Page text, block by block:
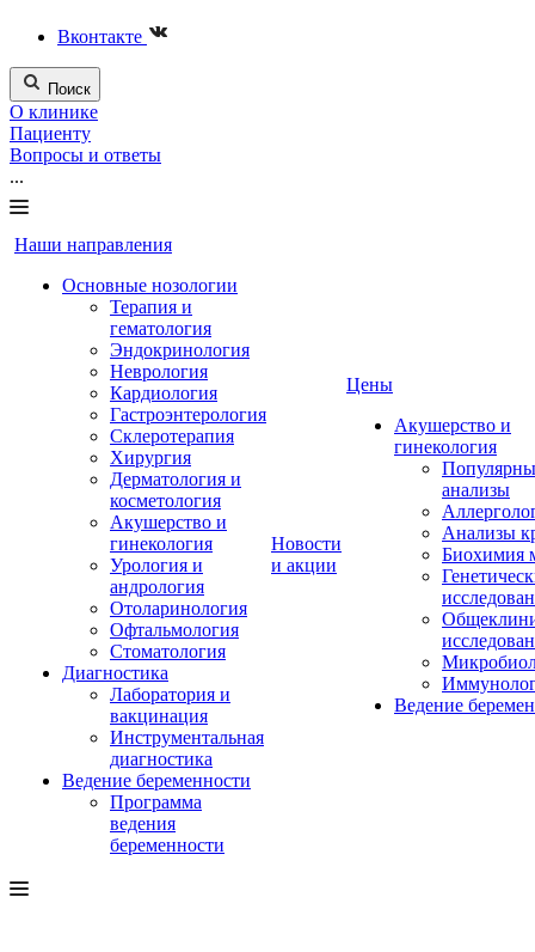
Вконтакте
Поиск
О клинике
Пациенту
Вопросы и ответы
...
Наши направления
Основные нозологии
Терапия и
гематология
Эндокринология
Неврология
Кардиология
Гастроэнтерология
Склеротерапия
Хирургия
Дерматология и
косметология
Акушерство и
гинекология
Урология и
андрология
Отоларинология
Офтальмология
Стоматология
Диагностика
Лаборатория и
вакцинация
Инструментальная
диагностика
Ведение беременности
Программа
ведения
беременности
Новости
и акции
Цены
Акушерство и
гинекология
анализы
Анализы
Биохимия
Ведение